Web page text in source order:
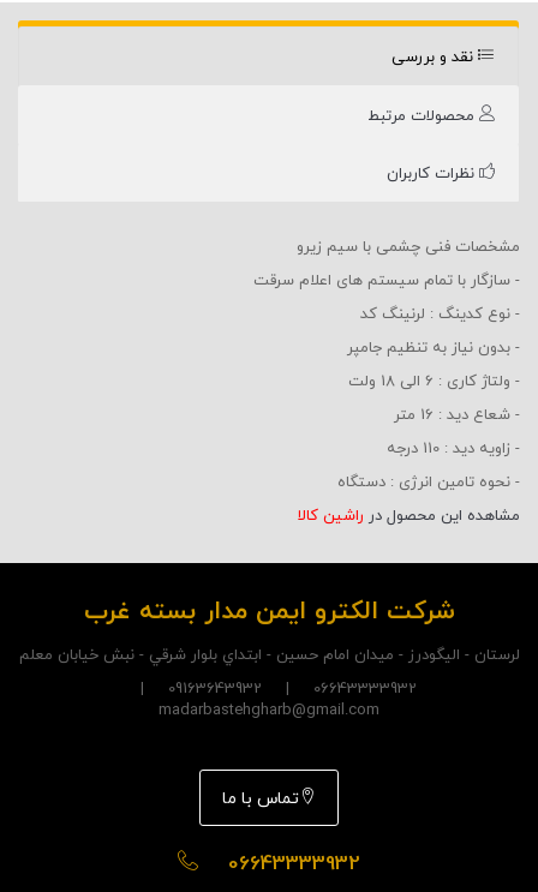
نقد و بررسی
محصولات مرتبط
نظرات کاربران
مشخصات فنی چشمی با سیم زیرو
- سازگار با تمام سیستم های اعلام سرقت
- نوع کدینگ : لرنینگ کد
- بدون نیاز به تنظیم جامپر
- ولتاژ کاری : 6 الی 18 ولت
- شعاع دید : 16 متر
- زاویه دید : 110 درجه
- نحوه تامین انرژی : دستگاه
مشاهده این محصول در راشین کالا
شرکت الکترو ايمن مدار بسته غرب
لرستان - اليگودرز - ميدان امام حسين - ابتداي بلوار شرقي - نبش خيابان معلم
06643333932 | 09163643932 |
madarbastehgharb@gmail.com
تماس با ما
06643333932